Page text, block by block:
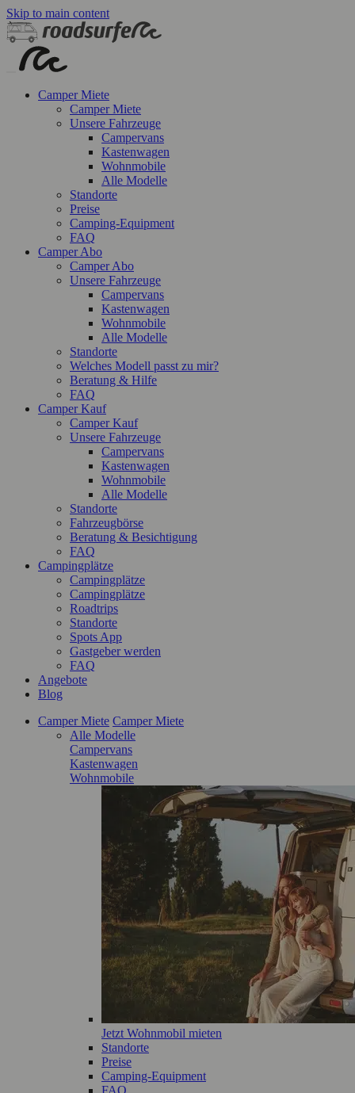
Skip to main content
Camper Miete
Camper Miete
Unsere Fahrzeuge
Campervans
Kastenwagen
Wohnmobile
Alle Modelle
Standorte
Preise
Camping-Equipment
FAQ
Camper Abo
Camper Abo
Unsere Fahrzeuge
Campervans
Kastenwagen
Wohnmobile
Alle Modelle
Standorte
Welches Modell passt zu mir?
Beratung & Hilfe
FAQ
Camper Kauf
Camper Kauf
Unsere Fahrzeuge
Campervans
Kastenwagen
Wohnmobile
Alle Modelle
Standorte
Fahrzeugbörse
Beratung & Besichtigung
FAQ
Campingplätze
Campingplätze
Campingplätze
Roadtrips
Standorte
Spots App
Gastgeber werden
FAQ
Angebote
Blog
Camper Miete Camper Miete
Alle Modelle
Campervans
Kastenwagen
Wohnmobile
Jetzt Wohnmobil mieten
Standorte
Preise
Camping-Equipment
FAQ